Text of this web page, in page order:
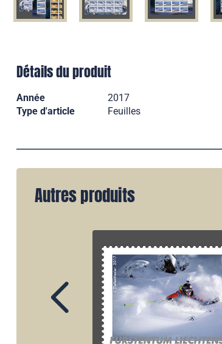
Détails du produit
Année 2017
Type d'article
Feuilles
Autres produits